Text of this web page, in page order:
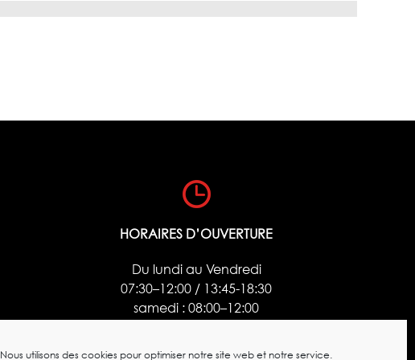
Nous utilisons des cookies pour optimiser notre site web et notre service.
HORAIRES D’OUVERTURE
Du lundi au Vendredi
07:30–12:00 / 13:45-18:30
samedi : 08:00–12:00